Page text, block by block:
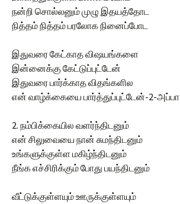
நன்றி சொல்லனும் முழு இதயத்தோட
நித்தம் நித்தம் பரலோக நினைப்போட
இதுவரை கேட்காத விஷயங்களை
இன்னைக்கு கேட்டுப்புட்டேன்
இதுவரை பார்க்காத விதங்களில
என் வாழ்க்கையை பார்த்துப்புட்டேன்-2-அப்பா
2. நம்பிக்கையில வளர்ந்திடனும்
என் சிலுவையை நான் சுமந்திடனும்
உங்களுக்குள்ள மகிழ்ந்திடனும்
நீங்க எச்சிரிக்கும் போது பயந்திடனும்
வீட்டுக்குள்ளயும் ஊருக்குள்ளயும்